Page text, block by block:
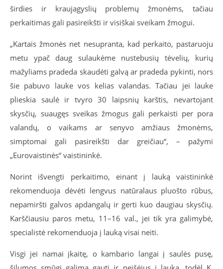
širdies ir kraujagyslių problemų žmonėms, tačiau
perkaitimas gali pasireikšti ir visiškai sveikam žmogui.
„Kartais žmonės net nesupranta, kad perkaito, pastaruoju
metu ypač daug sulaukėme nustebusių tėvelių, kurių
mažyliams pradeda skaudėti galvą ar pradeda pykinti, nors
šie pabuvo lauke vos kelias valandas. Tačiau jei lauke
plieskia saulė ir tvyro 30 laipsnių karštis, nevartojant
skysčių, suaugęs sveikas žmogus gali perkaisti per pora
valandų, o vaikams ar senyvo amžiaus žmonėms,
simptomai gali pasireikšti dar greičiau“, – pažymi
„Eurovaistinės“ vaistininkė.
Norint išvengti perkaitimo, einant į lauką vaistininkė
rekomenduoja dėvėti lengvus natūralaus pluošto rūbus,
nepamiršti galvos apdangalų ir gerti kuo daugiau skysčių.
Karščiausiu paros metu, 11–16 val., jei tik yra galimybė,
specialistė rekomenduoja į lauką visai neiti.
Visgi jei namai įkaitę, o kambario langai į saulės pusę,